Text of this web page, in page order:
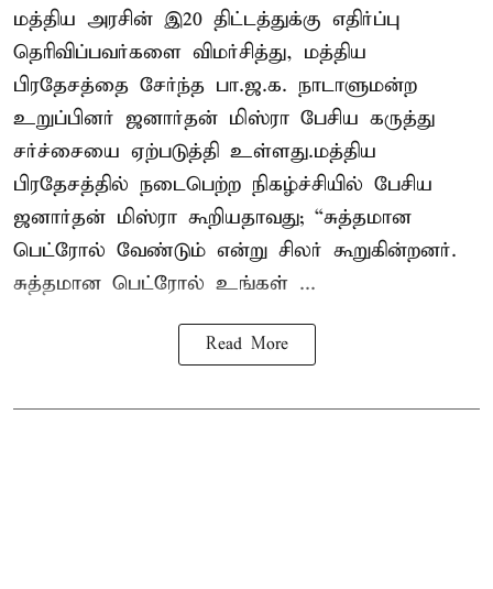
மத்திய அரசின் இ20 திட்டத்துக்கு எதிர்ப்பு
தெரிவிப்பவர்களை விமர்சித்து, மத்திய
பிரதேசத்தை சேர்ந்த பா.ஜ.க. நாடாளுமன்ற
உறுப்பினர் ஜனார்தன் மிஸ்ரா பேசிய கருத்து
சர்ச்சையை ஏற்படுத்தி உள்ளது.மத்திய
பிரதேசத்தில் நடைபெற்ற நிகழ்ச்சியில் பேசிய
ஜனார்தன் மிஸ்ரா கூறியதாவது; “சுத்தமான
பெட்ரோல் வேண்டும் என்று சிலர் கூறுகின்றனர்.
சுத்தமான பெட்ரோல் உங்கள் ...
Read More